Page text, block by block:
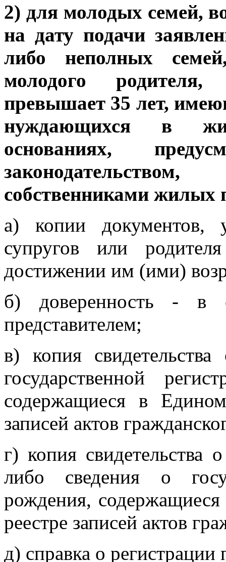
2) для молодых семей,
на дату подачи
либо неполных
молодого
превышает 35 лет,
нуждающихся в
основаниях,
собственниками жилых
а) копии документов,
супругов или
достижении им (ими)
б) доверенность - в
представителем;
в) копия
государственной
содержащиеся в Едином
записей актов
г) копия свидетельства
либо сведения о
рождения,
реестре записей актов
д) справка о регистрации